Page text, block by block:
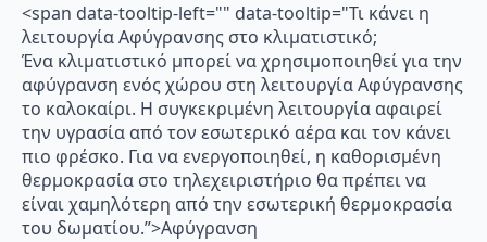
<span data-tooltip-left="" data-tooltip="Τι κάνει η
λειτουργία Αφύγρανσης στο κλιματιστικό;
Ένα κλιματιστικό μπορεί να χρησιμοποιηθεί για την
αφύγρανση ενός χώρου στη λειτουργία Αφύγρανσης
το καλοκαίρι. Η συγκεκριμένη λειτουργία αφαιρεί
την υγρασία από τον εσωτερικό αέρα και τον κάνει
πιο φρέσκο. Για να ενεργοποιηθεί, η καθορισμένη
θερμοκρασία στο τηλεχειριστήριο θα πρέπει να
είναι χαμηλότερη από την εσωτερική θερμοκρασία
του δωματίου.”>Αφύγρανση